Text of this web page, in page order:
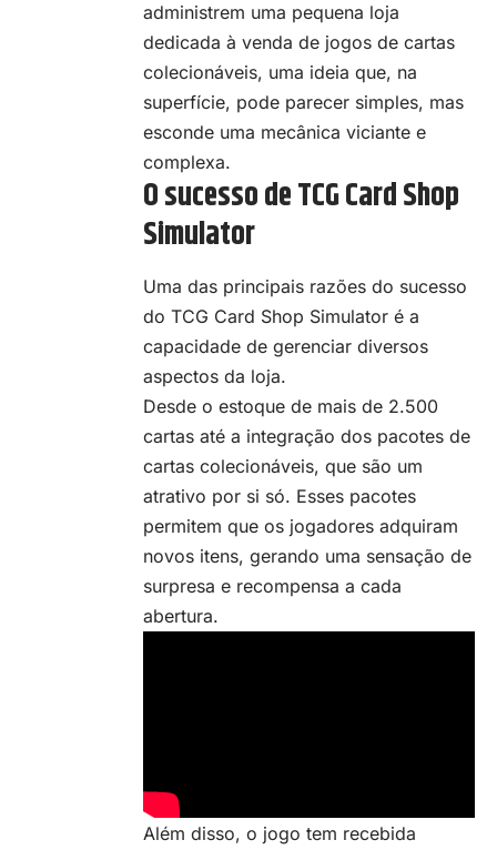
administrem uma pequena loja
dedicada à venda de jogos de cartas
colecionáveis, uma ideia que, na
superfície, pode parecer simples, mas
esconde uma mecânica viciante e
complexa.
O sucesso de TCG Card Shop
Simulator
Uma das principais razões do sucesso
do TCG Card Shop Simulator é a
capacidade de gerenciar diversos
aspectos da loja.
Desde o estoque de mais de 2.500
cartas até a integração dos pacotes de
cartas colecionáveis, que são um
atrativo por si só. Esses pacotes
permitem que os jogadores adquiram
novos itens, gerando uma sensação de
surpresa e recompensa a cada
abertura.
Além disso, o jogo tem recebida